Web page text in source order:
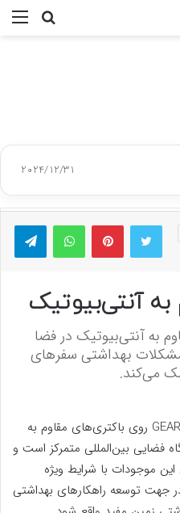
جستجو
2024/12/31
توییتر پینتریستواتس آپ
آنتی‌بیوتیک
به آنتی‌بیوتیک در فضا
مشکلات بهداشتی سفرهای
می‌کند.
، مطالعه GEARS روی باکتری‌های مقاوم به
فضایی بین‌المللی متمرکز است و
موجودات با شرایط ویژه
جهت توسعه راهکارهای بهداشتی